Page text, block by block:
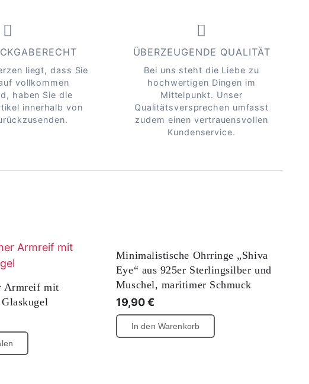
liegt, dass Sie
vollkommen
haben Sie die
innerhalb von
ÜBERZEUGENDE QUALITÄT
Bei uns steht die Liebe zu
hochwertigen Dingen im
Mittelpunkt. Unser
Qualitätsversprechen umfasst
zudem einen vertrauensvollen
Kundenservice.
Armreif mit
Dieses
Minimalistische Ohrringe „Shiva
Eye“ aus 925er Sterlingsilber und
Muschel, maritimer Schmuck
19,90€
In den Warenkorb